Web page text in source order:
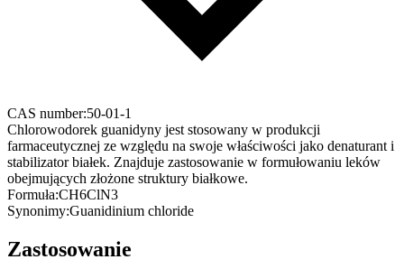
CAS number:50-01-1
Chlorowodorek guanidyny jest stosowany w produkcji
farmaceutycznej ze względu na swoje właściwości jako denaturant i
stabilizator białek. Znajduje zastosowanie w formułowaniu leków
obejmujących złożone struktury białkowe.
Formuła:CH6ClN3
Synonimy:Guanidinium chloride
Zastosowanie